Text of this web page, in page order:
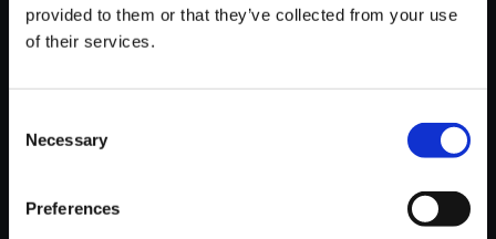
provided to them or that they’ve collected from your use
of their services.
Selection
Necessary
Preferences
Black Impact